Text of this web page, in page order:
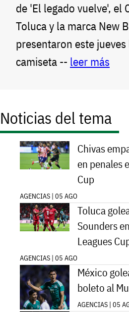
de 'El legado vuelve', el
Toluca y la marca New
presentaron este
camiseta -- leer más
Noticias del tema
Chivas
en penales
Cup
AGENCIAS | 05 AGO
Toluca
Sounders
Leagues
AGENCIAS | 05 AGO
México
boleto al
AGENCIAS | 05